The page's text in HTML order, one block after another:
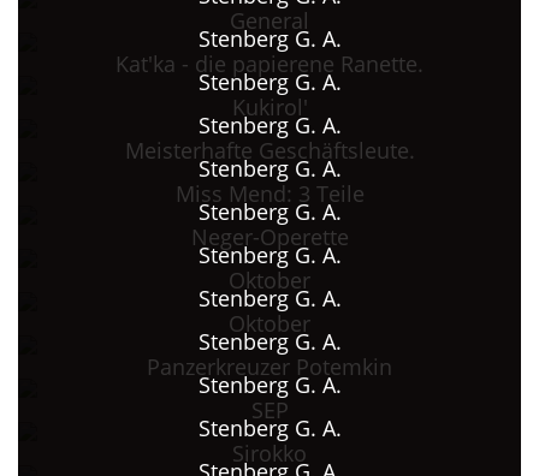
(Auszeichnung).
1933 Tödlich verunglückt in Moskau.
General
Stenberg G. A.
Kat'ka - die papierene Ranette.
Stenberg G. A.
Kukirol'
Stenberg G. A.
Meisterhafte Geschäftsleute.
Stenberg G. A.
Miss Mend: 3 Teile
Stenberg G. A.
Neger-Operette
Stenberg G. A.
Oktober
Stenberg G. A.
Oktober
Stenberg G. A.
Panzerkreuzer Potemkin
Stenberg G. A.
SEP
Stenberg G. A.
Sirokko